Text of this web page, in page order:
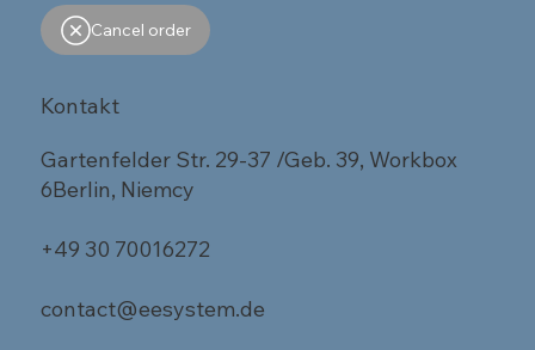
Cancel order
Kontakt
Gartenfelder Str. 29-37 /Geb. 39, Workbox
6Berlin, Niemcy
+49 30 70016272
contact@eesystem.de